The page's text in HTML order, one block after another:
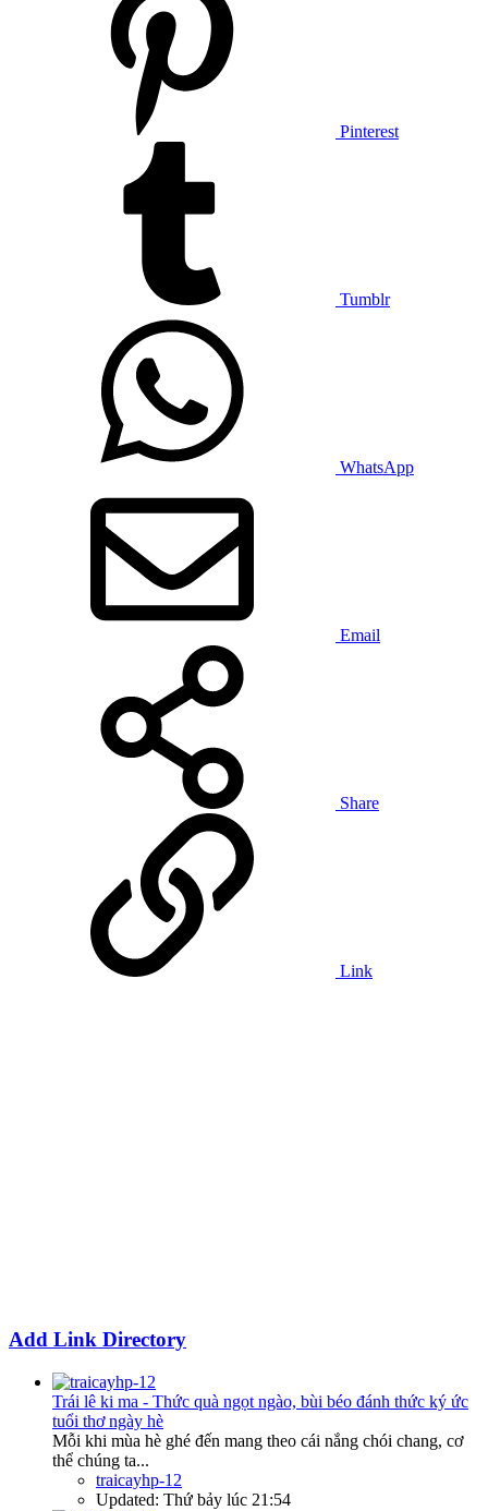
Pinterest
Tumblr
WhatsApp
Email
Share
Link
Add Link Directory
Trái lê ki ma - Thức quà ngọt ngào, bùi béo đánh thức ký ức
tuổi thơ ngày hè
Mỗi khi mùa hè ghé đến mang theo cái nắng chói chang, cơ
thể chúng ta...
traicayhp-12
Updated: Thứ bảy lúc 21:54